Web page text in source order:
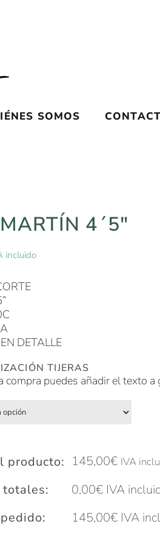
SOMOS
4´5″
incluido
DETALLE
TIJERAS
compra puedes añadir el texto a
producto: 145,00€ IVA
totales: 0,00€IVA
145,00€IVA